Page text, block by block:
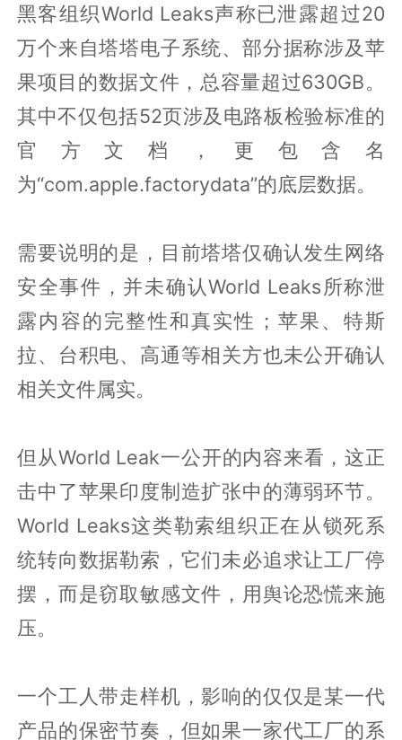
黑客组织World Leaks声称已泄露超过20
万个来自塔塔电子系统、部分据称涉及苹
果项目的数据文件，总容量超过630GB。
其中不仅包括52页涉及电路板检验标准的
官方文档，更包含名
为“com.apple.factorydata”的底层数据。
需要说明的是，目前塔塔仅确认发生网络
安全事件，并未确认World Leaks所称泄
露内容的完整性和真实性；苹果、特斯
拉、台积电、高通等相关方也未公开确认
相关文件属实。
但从World Leak一公开的内容来看，这正
击中了苹果印度制造扩张中的薄弱环节。
World Leaks这类勒索组织正在从锁死系
统转向数据勒索，它们未必追求让工厂停
摆，而是窃取敏感文件，用舆论恐慌来施
压。
一个工人带走样机，影响的仅仅是某一代
产品的保密节奏，但如果一家代工厂的系